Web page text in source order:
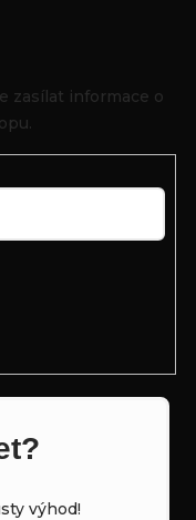
zasílat informace o
výhod!